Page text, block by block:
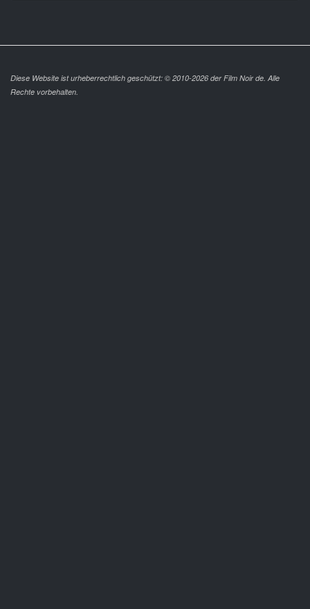
Diese Website ist urheberrechtlich geschützt: © 2010-2026 der Film Noir de. Alle
Rechte vorbehalten.